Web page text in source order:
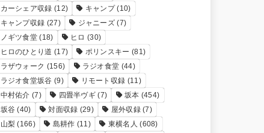
カーシェア収録 (12) キャンプ(10)
キャンプ収録 (27) ジャニーズ (7)
ノギツ食堂 (18) ヒロ (30)
ヒロのひとり道 (17) ポリンスキー (81)
ラザウォーク (156) ラジオ食堂 (44)
ラジオ食堂坂谷 (9) リモート収録 (11)
中村佑介 (7) 四畳半ヴギ (7) 坂本 (454)
坂谷 (40) 対面収録 (29) 屋外収録(7)
山梨 (166) 島耕作 (11) 東横名人 (608)